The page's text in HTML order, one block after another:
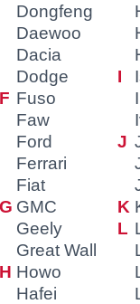
Dongfeng
Daewoo
Dacia
Dodge
Fuso
Faw
Ford
Ferrari
Fiat
GMC
Geely
Great Wall
Howo
Hafei